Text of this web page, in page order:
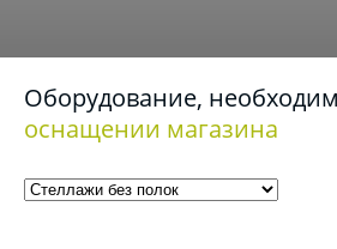
Оборудование,
оснащении магазина